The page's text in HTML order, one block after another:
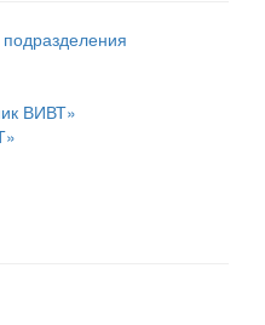
ВИВТ»